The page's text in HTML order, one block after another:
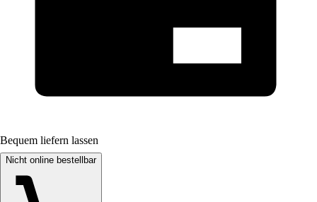
Bequem liefern lassen
Nicht online bestellbar